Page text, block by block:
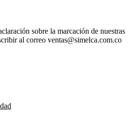
sobre la marcación de nuestras
al correo ventas@simelca.com.co